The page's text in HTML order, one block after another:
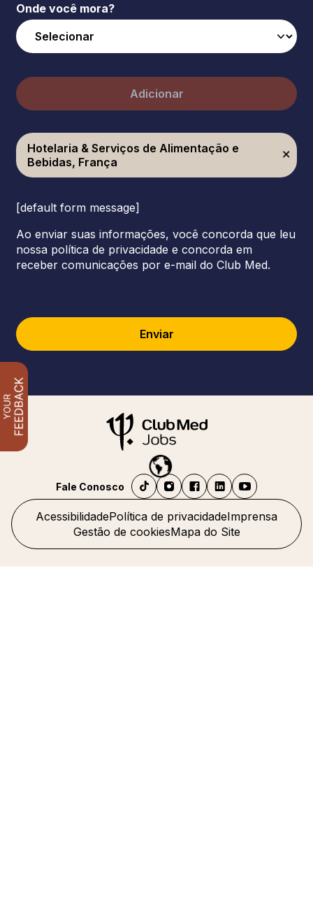
Onde você mora?
Adicionar
Hotelaria & Serviços de Alimentação e
Bebidas, França
[default form message]
Ao enviar suas informações, você concorda que leu
nossa política de privacidade e concorda em
receber comunicações por e-mail do Club Med.
Enviar
AcessibilidadePolítica de privacidadeImprensa
Gestão de cookiesMapa do Site
Fale Conosco